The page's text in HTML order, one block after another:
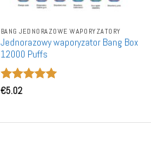
BANG JEDNORAZOWE WAPORYZATORY
Jednorazowy waporyzator Bang Box
12000 Puffs
Oceniono
€5.02